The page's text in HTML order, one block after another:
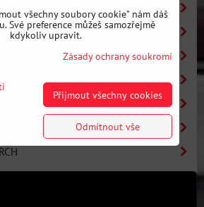
všechny soubory cookie" nám dáš
Své preference můžeš samozřejmě
kdykoliv upravit.
Zásady ochrany soukromí
Přijmout všechny cookies
Odmítnout vše